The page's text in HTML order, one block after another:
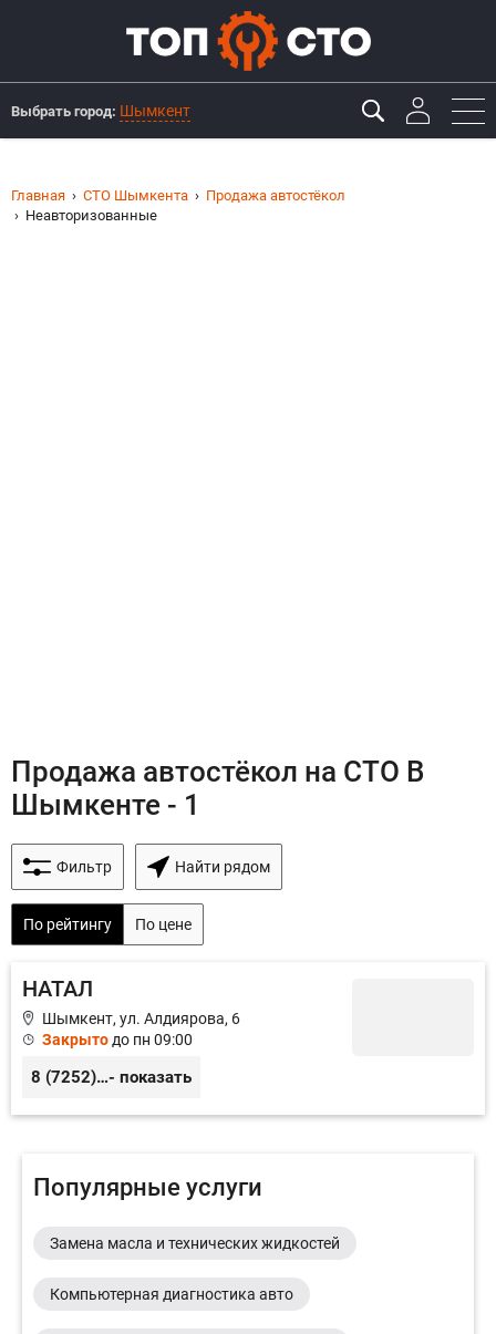
Выбрать город: Шымкент
Главная СТО Шымкента
Продажа автостёкол
Неавторизованные
Продажа автостёкол на СТО В
Шымкенте - 1
Фильтр Найти рядом
По рейтингу По цене
НАТАЛ
Шымкент, ул. Алдиярова, 6
Закрыто до пн 09:00
8 (7252) 53-92-56- показать
Популярные услуги
Замена масла и технических жидкостей
Компьютерная диагностика авто